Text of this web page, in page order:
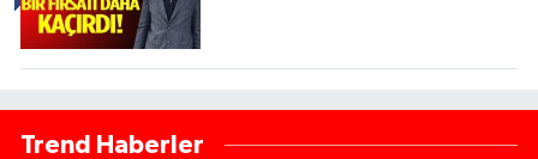
Trend Haberler